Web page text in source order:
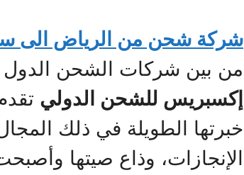
شركة شحن من الرياض الى
من بين شركات الشحن الدول
إكسبريس للشحن الدولي
خبرتها الطويلة في ذلك
الإنجازات، وذاع صيتها